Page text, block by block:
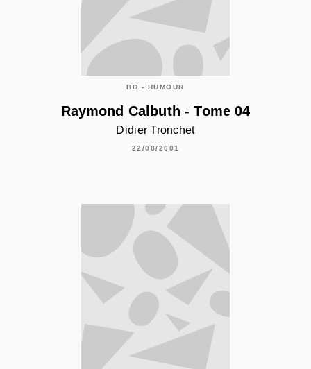
BD - HUMOUR
Raymond Calbuth - Tome 04
Didier Tronchet
22/08/2001